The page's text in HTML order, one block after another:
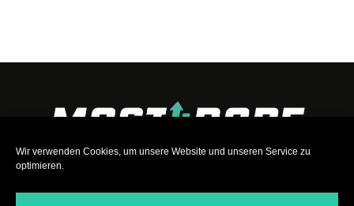
Wir verwenden Cookies, um unsere Website und unseren Service zu
optimieren.